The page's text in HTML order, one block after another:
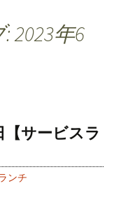
2023年6
【サービスラ
ンチ